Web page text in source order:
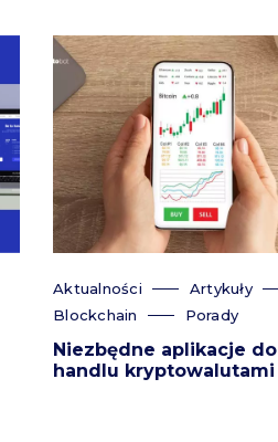
Aktualności
Artykuły
Blockchain
Porady
Niezbędne aplikacje do
handlu kryptowalutami